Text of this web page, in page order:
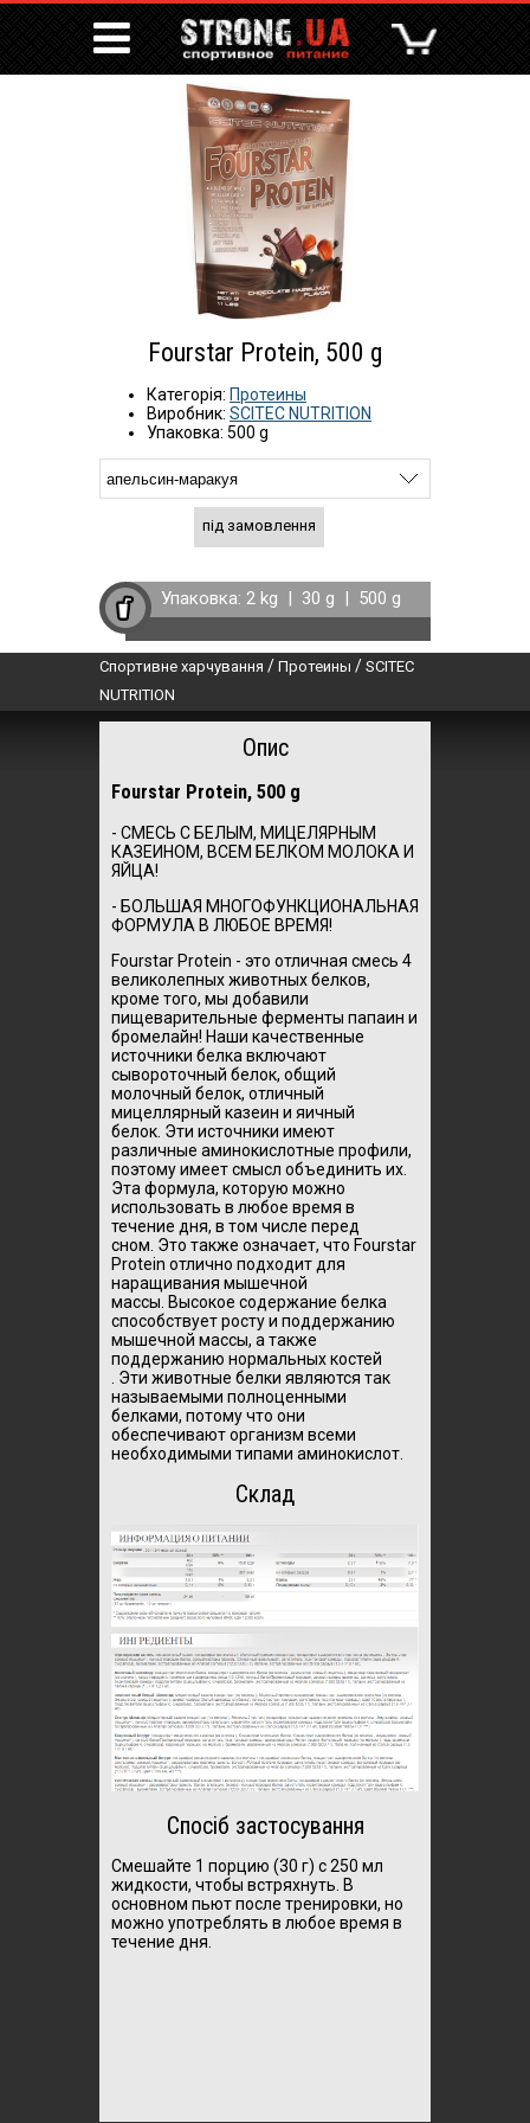
Fourstar Protein, 500 g
Категорія: Протеины
Виробник: SCITEC NUTRITION
Упаковка: 500 g
під замовлення
Упаковка: 2 kg | 30 g | 500 g
Спортивне харчування / Протеины / SCITEC
NUTRITION
Опис
Fourstar Protein, 500 g
- СМЕСЬ С БЕЛЫМ, МИЦЕЛЯРНЫМ
КАЗЕИНОМ, ВСЕМ БЕЛКОМ МОЛОКА И
ЯЙЦА!
- БОЛЬШАЯ МНОГОФУНКЦИОНАЛЬНАЯ
ФОРМУЛА В ЛЮБОЕ ВРЕМЯ!
Fourstar Protein - это отличная смесь 4
великолепных животных белков,
кроме того, мы добавили
пищеварительные ферменты папаин и
бромелайн! Наши качественные
источники белка включают
сывороточный белок, общий
молочный белок, отличный
мицеллярный казеин и яичный
белок. Эти источники имеют
различные аминокислотные профили,
поэтому имеет смысл объединить их.
Эта формула, которую можно
использовать в любое время в
течение дня, в том числе перед
сном. Это также означает, что Fourstar
Protein отлично подходит для
наращивания мышечной
массы. Высокое содержание белка
способствует росту и поддержанию
мышечной массы, а также
поддержанию нормальных костей
Эти животные белки являются так
называемыми полноценными
белками, потому что они
обеспечивают организм всеми
необходимыми типами аминокислот.
Склад
Спосіб застосування
Смешайте 1 порцию (30 г) с 250 мл
жидкости, чтобы встряхнуть. В
основном пьют после тренировки, но
можно употреблять в любое время в
течение дня.